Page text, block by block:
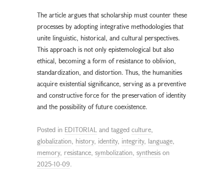
The article argues that scholarship must counter these
processes by adopting integrative methodologies that
unite linguistic, historical, and cultural perspectives.
This approach is not only epistemological but also
ethical, becoming a form of resistance to oblivion,
standardization, and distortion. Thus, the humanities
acquire existential significance, serving as a preventive
and constructive force for the preservation of identity
and the possibility of future coexistence.
Posted in EDITORIAL and tagged culture,
globalization, history, identity, integrity, language,
memory, resistance, symbolization, synthesis on
2025-10-09.